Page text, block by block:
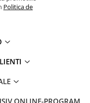
Politica de
ONLINE-PROGRAM